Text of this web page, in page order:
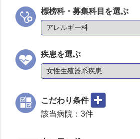
標榜科・募集科目を選ぶ
疾患を選ぶ
こだわり条件
該当病院： 3件